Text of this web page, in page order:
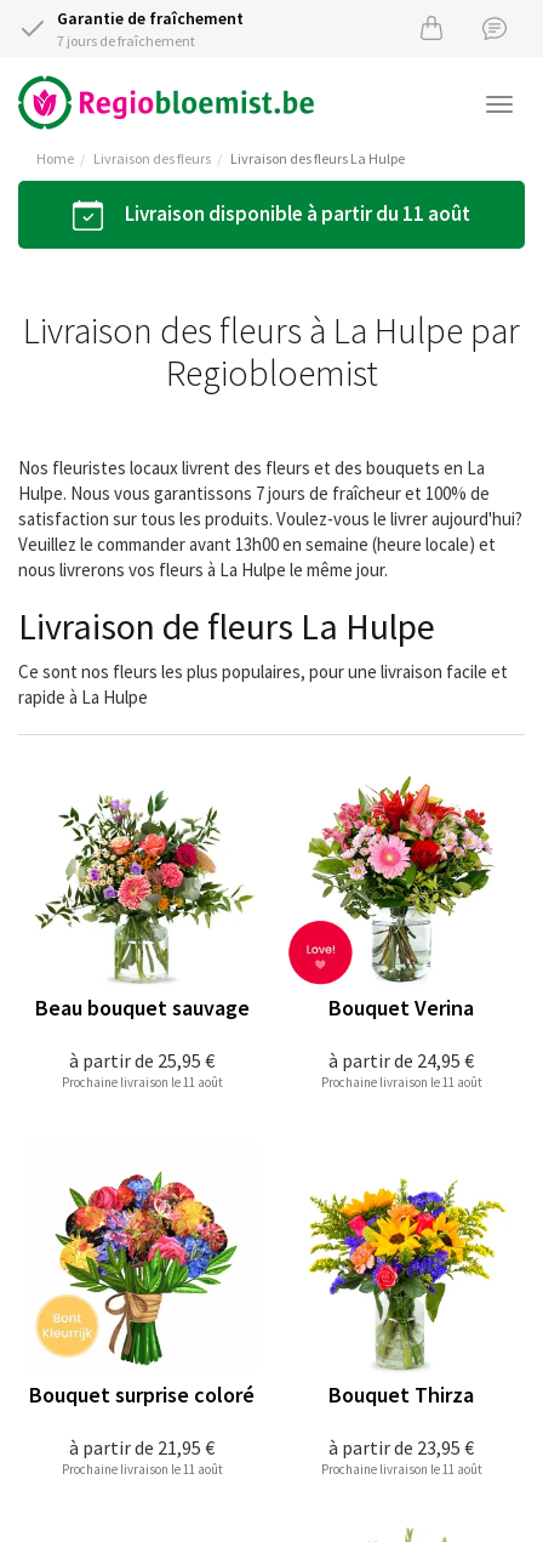
Garantie de fraîchement
7 jours de fraîchement
Home Livraison des fleurs Livraison des fleurs La Hulpe
Livraison disponible à partir du 11 août
Livraison des fleurs à La Hulpe par
Regiobloemist
Nos fleuristes locaux livrent des fleurs et des bouquets en La
Hulpe. Nous vous garantissons 7 jours de fraîcheur et 100% de
satisfaction sur tous les produits. Voulez-vous le livrer aujourd'hui?
Veuillez le commander avant 13h00 en semaine (heure locale) et
nous livrerons vos fleurs à La Hulpe le même jour.
Livraison de fleurs La Hulpe
Ce sont nos fleurs les plus populaires, pour une livraison facile et
rapide à La Hulpe
à partir de 25,95 €
Beau bouquet sauvage
Prochaine livraison le 11 août
à partir de 24,95 €
Bouquet Verina
Prochaine livraison le 11 août
à partir de 21,95 €
Bouquet surprise coloré
Prochaine livraison le 11 août
à partir de 23,95 €
Bouquet Thirza
Prochaine livraison le 11 août